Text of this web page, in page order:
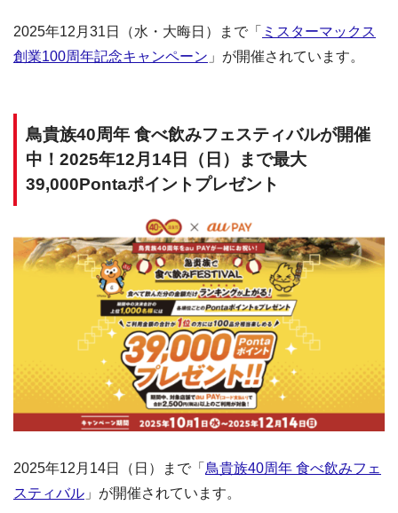
2025年12月31日（水・大晦日）まで「 ミスターマックス
創業100周年記念キャンペーン 」が開催されています。
鳥貴族40周年 食べ飲みフェスティバルが開催
中！2025年12月14日（日）まで最大
39,000Pontaポイントプレゼント
2025年12月14日（日）まで「 鳥貴族40周年 食べ飲みフェ
スティバル 」が開催されています。